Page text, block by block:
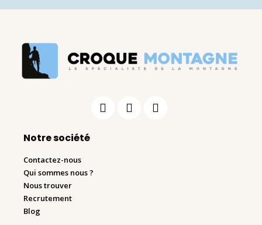
Notre société
Contactez-nous
Qui sommes nous ?
Nous trouver
Recrutement
Blog